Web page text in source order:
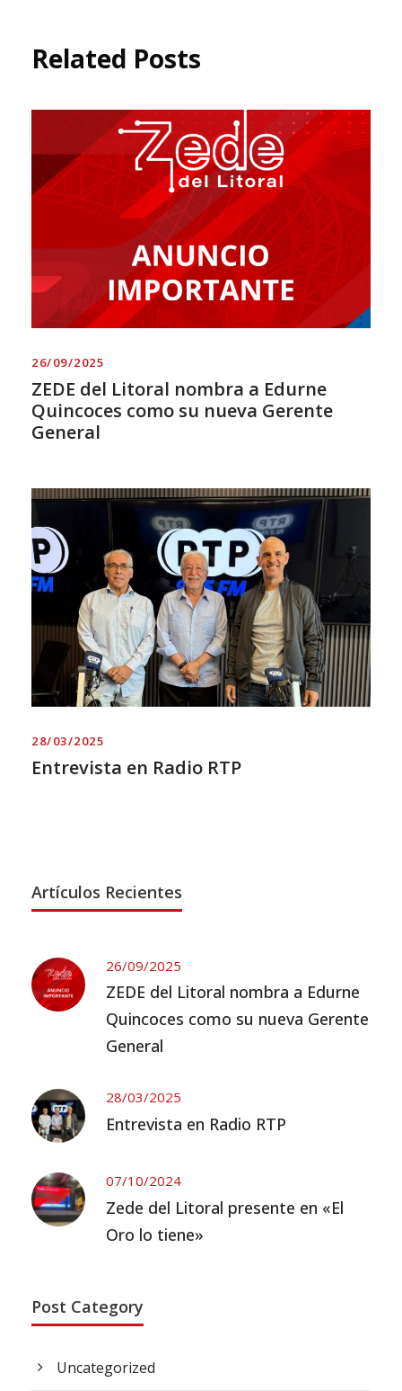
Related Posts
26/09/2025
ZEDE del Litoral nombra a Edurne
Quincoces como su nueva Gerente
General
28/03/2025
Entrevista en Radio RTP
Artículos Recientes
26/09/2025
ZEDE del Litoral nombra a Edurne
Quincoces como su nueva Gerente
General
28/03/2025
Entrevista en Radio RTP
07/10/2024
Zede del Litoral presente en «El
Oro lo tiene»
Post Category
Uncategorized